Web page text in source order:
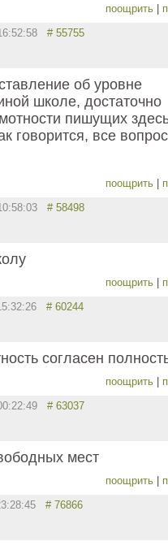
поощрить
# 55755
об уровне
школе, достаточно
пишущих
говорится, все
поощрить
# 58498
поощрить
# 60244
согласен
поощрить
# 63037
мест
поощрить
# 76866